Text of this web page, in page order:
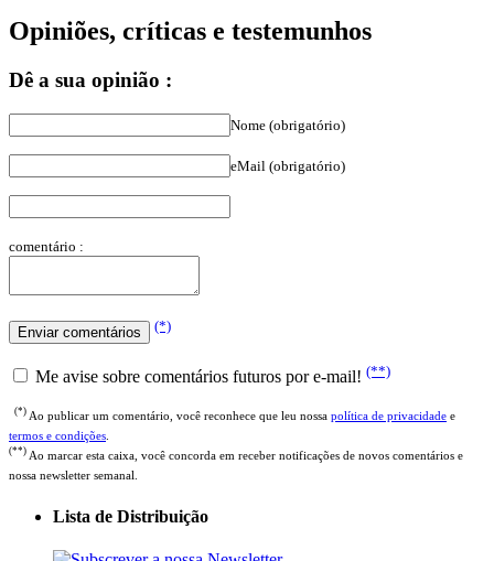
Opiniões, críticas e testemunhos
Dê a sua opinião :
Nome (obrigatório)
eMail (obrigatório)
comentário :
(*)
Me avise sobre comentários futuros por e-mail! (**)
(*) Ao publicar um comentário, você reconhece que leu nossa política de privacidade e
termos e condições
(**) Ao marcar esta caixa, você concorda em receber notificações de novos comentários e
nossa newsletter semanal.
Lista de Distribuição